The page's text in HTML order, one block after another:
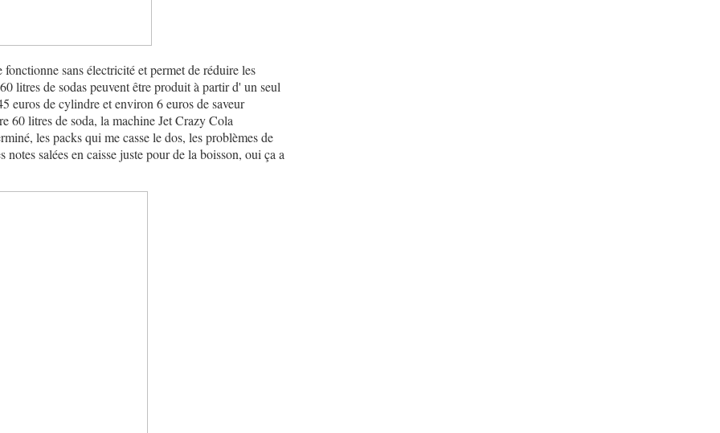
sans électricité et permet de réduire les
litres de sodas peuvent être produit à partir d' un seul
euros de cylindre et environ 6 euros de saveur
60 litres de soda, la machine Jet Crazy Cola
les packs qui me casse le dos, les problèmes de
salées en caisse juste pour de la boisson, oui ça a